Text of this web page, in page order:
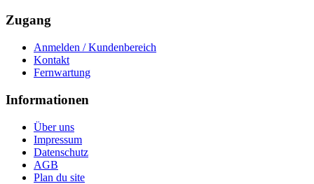
Zugang
Anmelden / Kundenbereich
Kontakt
Fernwartung
Informationen
Über uns
Impressum
Datenschutz
AGB
Plan du site